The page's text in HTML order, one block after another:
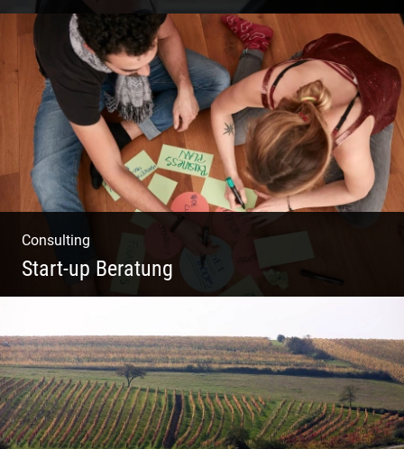
Business Coaching – Berufliche Freude
ermöglichen
Consulting
Start-up Beratung
weißt nicht, wo du beginnen sollst?